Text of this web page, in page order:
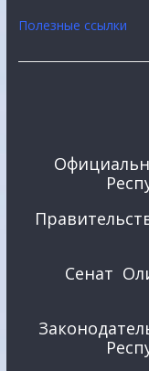
Полезные ссылки
Сенат